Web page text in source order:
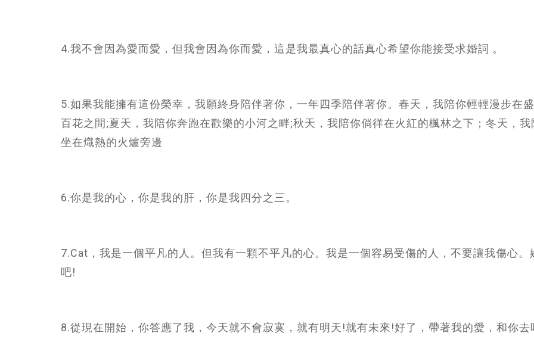
4.我不會因為愛而愛，但我會因為你而愛，這是我最真心的話真心希望你能接受求婚詞 。
5.如果我能擁有這份榮幸，我願終身陪伴著你，一年四季陪伴著你。春天，我陪你輕輕漫步在
百花之間;夏天，我陪你奔跑在歡樂的小河之畔;秋天，我陪你倘徉在火紅的楓林之下；冬天，我
坐在熾熱的火爐旁邊
6.你是我的心，你是我的肝，你是我四分之三。
7.Cat，我是一個平凡的人。但我有一顆不平凡的心。我是一個容易受傷的人，不要讓我傷心。
吧!
8.從現在開始，你答應了我，今天就不會寂寞，就有明天!就有未來!好了，帶著我的愛，和你去